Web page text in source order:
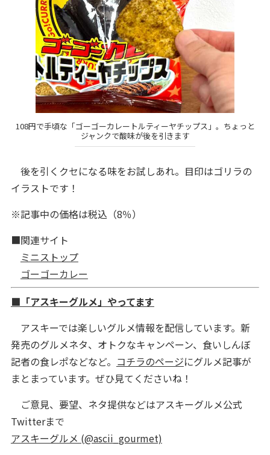
108円で手頃な「ゴーゴーカレートルティーヤチップス」。ちょっと
ジャンクで酸味が後を引きます
後を引くクセになる味をお試しあれ。目印はゴリラの
イラストです！
※記事中の価格は税込（8％）
■関連サイト
ミニストップ
ゴーゴーカレー
■「アスキーグルメ」やってます
アスキーでは楽しいグルメ情報を配信しています。新
発売のグルメネタ、オトクなキャンペーン、食いしんぼ
記者の食レポなどなど。 コチラのページにグルメ記事が
まとまっています。ぜひ見てくださいね！
ご意見、要望、ネタ提供などはアスキーグルメ公式
Twitterまで
アスキーグルメ (@ascii_gourmet)